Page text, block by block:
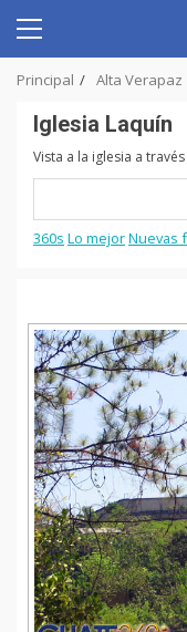
content
Primary
Principal Alta Verapaz
Iglesia Laquín
Vista a la iglesia a
360s Lo mejorNuevas